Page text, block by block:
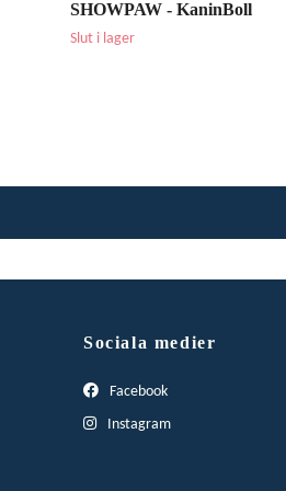
SHOWPAW - KaninBoll
Slut i lager
Sociala medier
Facebook
Instagram